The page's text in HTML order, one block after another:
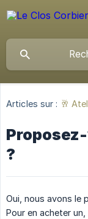
Articles sur : 🥂
?
Oui, nous avons le
Pour en acheter